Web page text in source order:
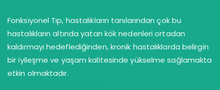
Fonksiyonel Tıp, hastalıkların tanılarından çok bu
hastalıkların altında yatan kök nedenleri ortadan
kaldırmayı hedeflediğinden, kronik hastalıklarda belirgin
bir iyileşme ve yaşam kalitesinde yükselme sağlamakta
etkin olmaktadır.